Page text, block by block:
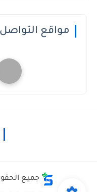
مواقع التواصل
جميع